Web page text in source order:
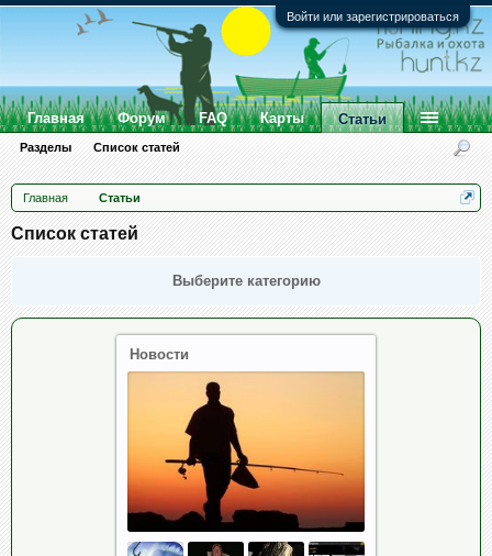
Войти или зарегистрироваться
Главная Статьи
Список статей
Выберите категорию
Новости
Главная Форум FAQ Карты Статьи
Разделы Список статей